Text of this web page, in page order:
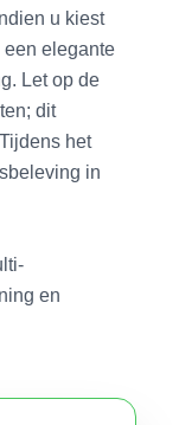
u kiest
een elegante
Let op de
dit
het
in
en